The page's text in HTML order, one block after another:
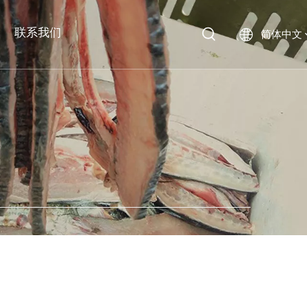
联系我们 简体中文